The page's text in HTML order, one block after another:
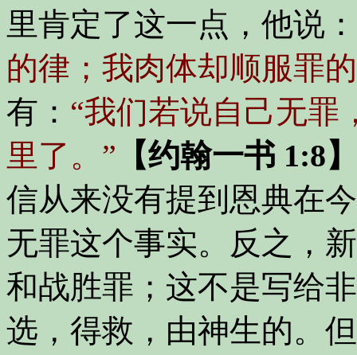
里肯定了这一点，他说：
的律；我肉体却顺服罪
有： “我们若说自己无罪
里了。” 【约翰一书 1:8】
信从来没有提到恩典在
无罪这个事实。反之，
和战胜罪；这不是写给
选，得救，由神生的。